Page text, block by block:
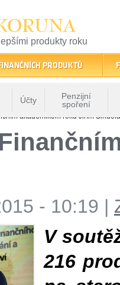
produkty roku
na finančním trhu
PRODUKTŮ
Účty
Penzijní
spoření
akademikem roku Jiřím
- 10:19 |
V
216